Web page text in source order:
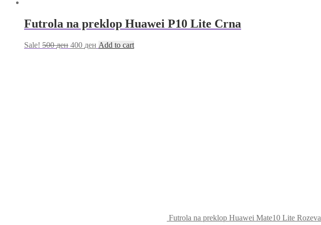
Futrola na preklop Huawei P10 Lite Crna
Sale! 500ден 400 ден Add to cart
Futrola na preklop Huawei Mate10 Lite Rozeva